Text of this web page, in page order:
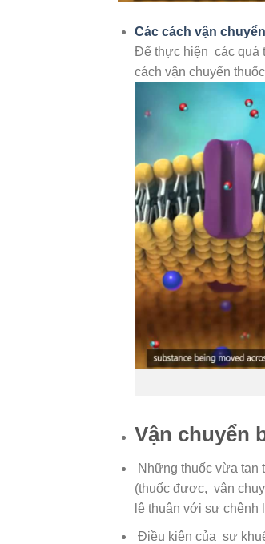
Các cách vận
Để thực hiện các quá
cách vận chuyển
Vận chuyển
Những thuốc vừa tan
(thuốc được, vận
lệ thuận với sự chênh
Điều kiện của sự